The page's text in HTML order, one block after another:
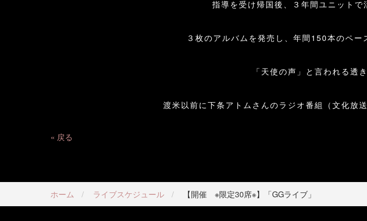
指導を受け帰国後、３年間ユニットで
３枚のアルバムを発売し、年間150本のペー
「天使の声」と言われる透
渡米以前に下条アトムさんのラジオ番組（文化放
戻る
ホーム ライブスケジュール 【開催 ※限定30席※】「GGライブ」